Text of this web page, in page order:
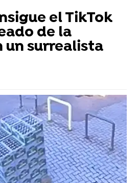
el TikTok
de la
un surrealista